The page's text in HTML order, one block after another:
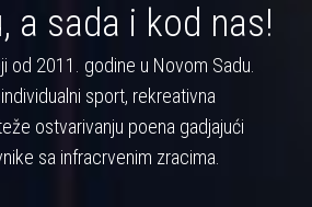
a sada i kod nas!
od 2011. godine u Novom Sadu.
sport, rekreativna
ostvarivanju poena gadjajući
sa infracrvenim zracima.